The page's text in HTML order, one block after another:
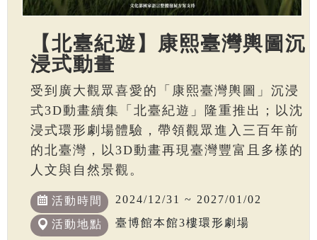
【北臺紀遊】康熙臺灣輿圖沉
浸式動畫
受到廣大觀眾喜愛的「康熙臺灣輿圖」沉浸
式3D動畫續集「北臺紀遊」隆重推出；以沈
浸式環形劇場體驗，帶領觀眾進入三百年前
的北臺灣，以3D動畫再現臺灣豐富且多樣的
人文與自然景觀。
活動時間 2024/12/31 ~ 2027/01/02
活動地點 臺博館本館3樓環形劇場